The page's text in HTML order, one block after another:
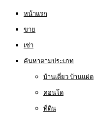
หน้าแรก
ขาย
เช่า
ค้นหาตามประเภท
บ้านเดี่ยว บ้านแฝด
คอนโด
ที่ดิน